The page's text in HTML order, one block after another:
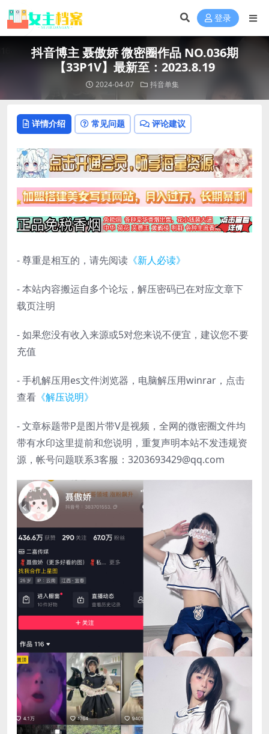
登录
抖音博主 聂傲娇 微密圈作品 NO.036期
【33P1V】最新至：2023.8.19
2024-04-07 抖音单集
详情介绍 常见问题 评论建议
- 尊重是相互的，请先阅读 《新人必读》
- 本站内容搬运自多个论坛，解压密码已在对应文章下
载页注明
- 如果您没有收入来源或5对您来说不便宜，建议您不要
充值
- 手机解压用es文件浏览器，电脑解压用winrar，点击
查看 《解压说明》
- 文章标题带P是图片带V是视频，全网的微密圈文件均
带有水印这里提前和您说明，重复声明本站不发违规资
源，帐号问题联系3客服：3203693429@qq.com